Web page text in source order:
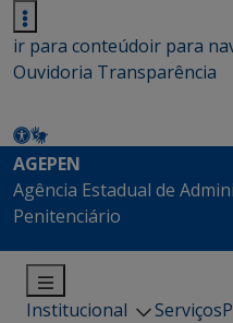
ir para conteúdoir para
Ouvidoria Transparência
AGEPEN
Agência Estadual de
Penitenciário
Institucional Serviços